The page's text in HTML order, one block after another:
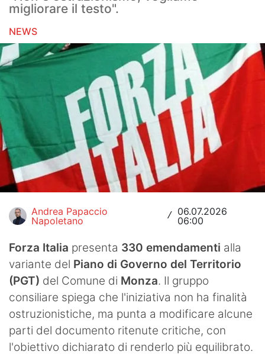
Motori
Volley
Hockey
Altri sport
Hockey
Pallanuoto
Pallamano
News
Turismo
Eventi
migliorare il testo".
NEWS
Andrea Papaccio
Napoletano
/
06.07.2026
06:00
Forza Italia presenta 330 emendamenti alla
variante del Piano di Governo del Territorio
(PGT) del Comune di Monza. Il gruppo
consiliare spiega che l'iniziativa non ha finalità
ostruzionistiche, ma punta a modificare alcune
parti del documento ritenute critiche, con
l'obiettivo dichiarato di renderlo più equilibrato.